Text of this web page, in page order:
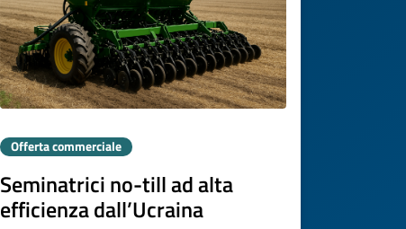
Offerta commerciale
Seminatrici no-till ad alta
efficienza dall’Ucraina